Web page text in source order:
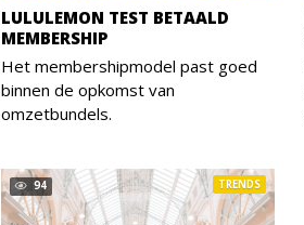
LULULEMON TEST BETAALD
MEMBERSHIP
Het membershipmodel past goed
binnen de opkomst van
omzetbundels.
94 TRENDS